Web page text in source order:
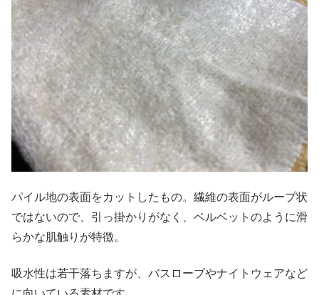
パイル地の表面をカットしたもの。繊維の表面がループ状
ではないので、引っ掛かりがなく、ベルベットのように滑
らかな肌触りが特徴。
吸水性は若干落ちますが、バスローブやナイトウェアなど